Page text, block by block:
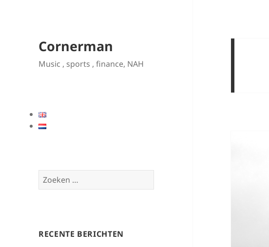
Cornerman
Music , sports , finance, NAH
Zoeken
naar:
RECENTE BERICHTEN